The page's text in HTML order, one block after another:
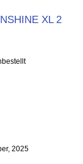
XL 2
2025